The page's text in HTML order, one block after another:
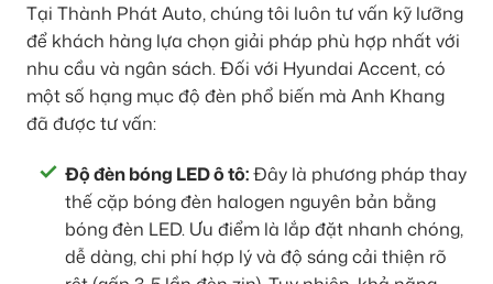
Tại Thành Phát Auto, chúng tôi luôn tư vấn kỹ lưỡng
để khách hàng lựa chọn giải pháp phù hợp nhất với
nhu cầu và ngân sách. Đối với Hyundai Accent, có
một số hạng mục độ đèn phổ biến mà Anh Khang
đã được tư vấn:
Độ đèn bóng LED ô tô:Đây là phương pháp thay
thế cặp bóng đèn halogen nguyên bản bằng
bóng đèn LED. Ưu điểm là lắp đặt nhanh chóng,
dễ dàng, chi phí hợp lý và độ sáng cải thiện rõ